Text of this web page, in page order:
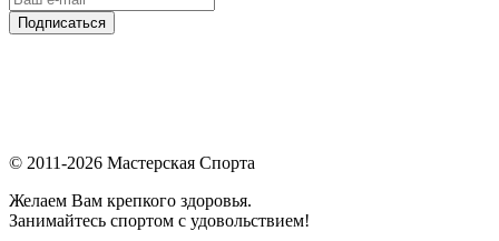
Подписаться
© 2011-2026 Мастерская Спорта
Желаем Вам крепкого здоровья.
Занимайтесь спортом с удовольствием!